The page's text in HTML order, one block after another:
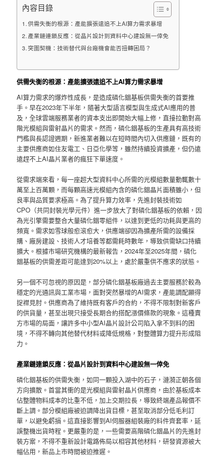
內容目錄
供需失衡的根源：產能擴張遠追不上AI算力需求暴增
產業鏈連鎖反應：從晶片設計到資料中心建設無一倖免
突圍契機：技術替代與台廠機會能否扭轉困局？
供需失衡的根源：產能擴張遠追不上AI算力需求暴增
AI算力需求的爆炸性成長，是造成磷化銦基板供需失衡的首要推
手。早在2023年下半年，隨著大型語言模型與生成式AI應用的普
及，全球雲端服務業者的資本支出即開始大幅上修，直接拉動對高
階光模組與雷射晶片的需求。然而，磷化銦基板的生產具有高技術
門檻與長認證週期，新進業者難以在短時間內切入供應鏈，既有的
主要供應商如住友電工、日亞化學等，雖然持續投資擴產，但仍遠
遠趕不上AI晶片業者的瘋狂下單速度。
從需求端來看，每一座超大型資料中心所需的光模組數量動輒數十
萬至上百萬顆，而每顆高速光模組內含的磷化銦晶片面積雖小，但
良率與品質要求極高。為了提升算力效率，先進封裝技術如
CPO（共同封裝光學元件）進一步放大了對磷化銦基板的依賴，因
為光引擎需要整合大量磷化銦零組件，以達到更低的功耗與更高的
頻寬。需求如雪球般愈滾愈大，供應端卻因為擴產所需的設備採
購、廠房建設、技術人才培養等都需耗時數年，導致供需缺口持續
擴大。根據市場研究機構的最新報告，2024年至2025年間，磷化
銦基板的供需差距可能達到20%以上，處於嚴重供不應求的狀態。
另一個不可忽視的原因是，部分磷化銦基板廠過去主要服務於較為
穩定的光通訊與工業市場，面對突然暴增的AI需求，產能調配顯得
捉襟見肘。供應商為了維持既有客戶的合約，不得不限制對新客戶
的供貨量，甚至出現只接受長期合約搭配漲價條款的現象。這種賣
方市場的局面，讓許多中小型AI晶片設計公司陷入拿不到料的困
境，不得不轉向其他替代材料或降低規格，對整體算力提升形成阻
力。
產業鏈連鎖反應：從晶片設計到資料中心建設無一倖免
磷化銦基板的供需失衡，如同一顆投入湖中的石子，漣漪正朝各個
方向擴散。首當其衝的是光模組與雷射晶片供應商，由於基板成本
佔整體物料成本的比重不低，加上交期拉長，導致終端產品報價不
斷上調。部分模組廠被迫調降出貨目標，甚至取消部分低毛利訂
單，以避免虧損。這直接影響到AI伺服器組裝廠的料件齊套率，延
誤整機出貨時程。更嚴重的是，一些需要高階磷化銦晶片的先進封
裝方案，不得不重新設計電路佈局以相容其他材料，研發資源被大
幅佔用，新品上市時間被迫推遲。